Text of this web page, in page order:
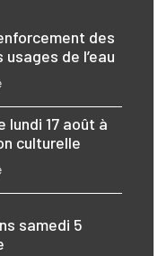
des
de l’eau
17 août à
culturelle
samedi 5